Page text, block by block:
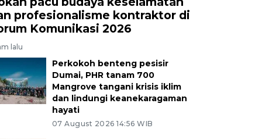
profesionalisme kontraktor di
Komunikasi 2026
lalu
Perkokoh benteng pesisir
Dumai, PHR tanam 700
Mangrove tangani krisis iklim
dan lindungi keanekaragaman
hayati
07 August 2026 14:56 WIB